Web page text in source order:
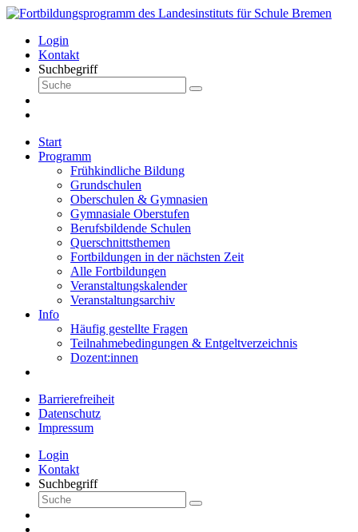
Login
Kontakt
Suchbegriff
Start
Programm
Frühkindliche Bildung
Grundschulen
Oberschulen & Gymnasien
Gymnasiale Oberstufen
Berufsbildende Schulen
Querschnittsthemen
Fortbildungen in der nächsten Zeit
Alle Fortbildungen
Veranstaltungskalender
Veranstaltungsarchiv
Info
Häufig gestellte Fragen
Teilnahmebedingungen & Entgeltverzeichnis
Dozent:innen
Barrierefreiheit
Datenschutz
Impressum
Login
Kontakt
Suchbegriff